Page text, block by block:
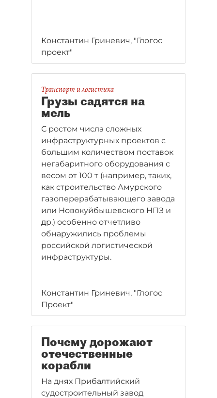
Константин Гриневич, "Глогос
проект"
Транспорт и логистика
Грузы садятся на
мель
С ростом числа сложных
инфраструктурных проектов с
большим количеством поставок
негабаритного оборудования с
весом от 100 т (например, таких,
как строительство Амурского
газоперерабатывающего завода
или Новокуйбышевского НПЗ и
др.) особенно отчетливо
обнаружились проблемы
российской логистической
инфраструктуры.
Константин Гриневич, "Глогос
Проект"
Почему дорожают
отечественные
корабли
На днях Прибалтийский
судостроительный завод